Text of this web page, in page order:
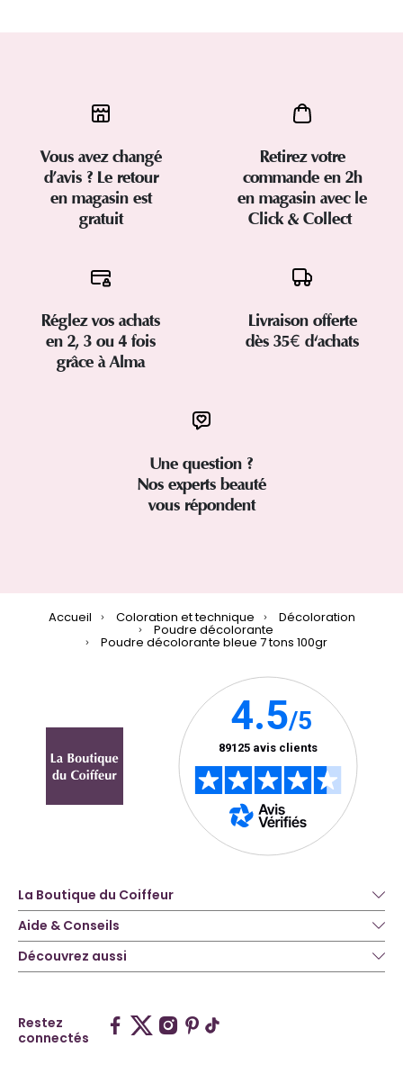
Vous avez changé
d’avis ? Le retour
en magasin est
gratuit
Retirez votre
commande en 2h
en magasin avec le
Click & Collect
Réglez vos achats
en 2, 3 ou 4 fois
grâce à Alma
Livraison offerte
dès 35€ d'achats
Une question ?
Nos experts beauté
vous répondent
Accueil Coloration et technique Décoloration
Poudre décolorante
Poudre décolorante bleue 7 tons 100gr
La Boutique du Coiffeur
Aide & Conseils
Découvrez aussi
Restez
connectés